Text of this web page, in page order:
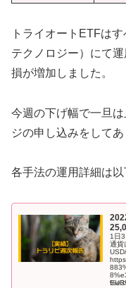
トライオートETFは
テクノロジー）にて
損が増加しました。
今週の下げ幅で一旦
ジの申し込みをして
各手法の運用詳細は以
1日
通貨